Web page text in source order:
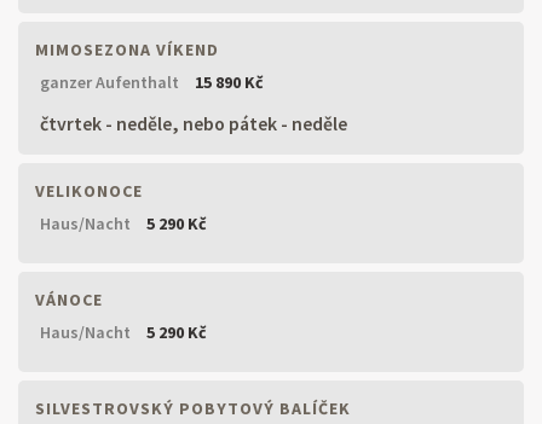
MIMOSEZONA VÍKEND
ganzer Aufenthalt
15 890 Kč
čtvrtek - neděle, nebo pátek - neděle
VELIKONOCE
Haus/Nacht
5 290 Kč
VÁNOCE
Haus/Nacht
5 290 Kč
SILVESTROVSKÝ POBYTOVÝ BALÍČEK